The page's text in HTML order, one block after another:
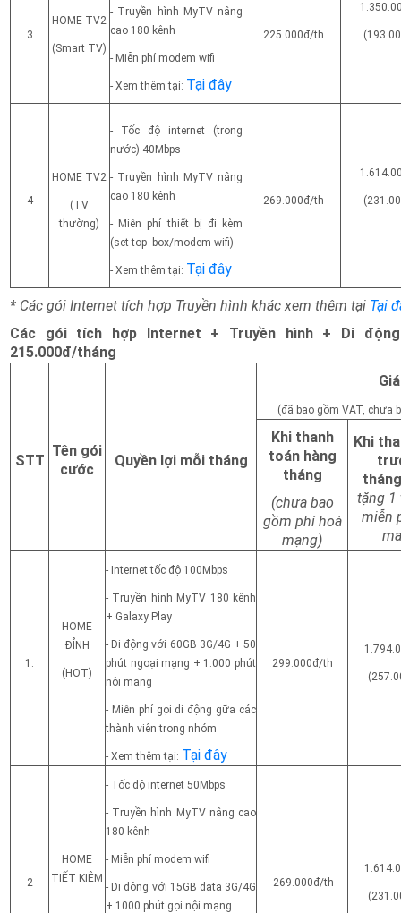
3
HOME TV2
(Smart TV)
- Truyền hình MyTV nâng
cao 180 kênh
- Miễn phí modem wifi
- Xem thêm tại: Tại đây
225.000đ/th
4
HOME TV2
(TV
thường)
- Tốc độ internet (trong
nước) 40Mbps
- Truyền hình MyTV nâng
cao 180 kênh
- Miễn phí thiết bị đi kèm
(set-top -box/modem wifi)
- Xem thêm tại: Tại đây
269.000đ/th
* Các gói Internet tích hợp Truyền hình khác xem thêm tại Tại
Các gói tích hợp Internet + Truyền hình + Di động
215.000đ/tháng
STT
Tên gói
cước
Quyền lợi mỗi tháng
(đã bao gồm VAT, chưa
Khi thanh
toán hàng
tháng
(chưa bao
gồm phí hoà
mạng)
Khi
tặng 1
miễn
1.
HOME
ĐỈNH
(HOT)
- Internet tốc độ 100Mbps
- Truyền hình MyTV 180 kênh
+ Galaxy Play
- Di động với 60GB 3G/4G + 50
phút ngoại mạng + 1.000 phút
nội mạng
- Miễn phí gọi di động gữa các
thành viên trong nhóm
- Xem thêm tại: Tại đây
299.000đ/th
2
HOME
TIẾT KIỆM
- Tốc độ internet 50Mbps
- Truyền hình MyTV nâng cao
180 kênh
- Miễn phí modem wifi
- Di động với 15GB data 3G/4G
+ 1000 phút gọi nội mạng
269.000đ/th